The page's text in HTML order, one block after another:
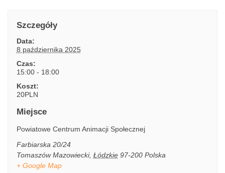
Szczegóły
Data:
8 października 2025
Czas:
15:00 - 18:00
Koszt:
20PLN
Miejsce
Powiatowe Centrum Animacji Społecznej
Farbiarska 20/24
Tomaszów Mazowiecki, Łódzkie 97-200 Polska
+ Google Map